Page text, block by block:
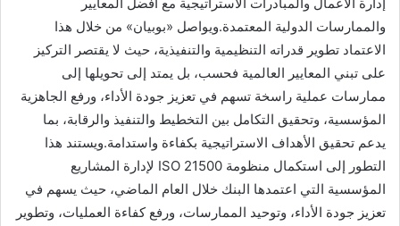
والممارسات الدولية المعتمدة.ويواصل «بوبيان» من خلال هذا
الاعتماد تطوير قدراته التنظيمية والتنفيذية، حيث لا يقتصر التركيز
على تبني المعايير العالمية فحسب، بل يمتد إلى تحويلها إلى
ممارسات عملية راسخة تسهم في تعزيز جودة الأداء، ورفع الجاهزية
المؤسسية، وتحقيق التكامل بين التخطيط والتنفيذ والرقابة، بما
يدعم تحقيق الأهداف الاستراتيجية بكفاءة واستدامة.ويستند هذا
التطور إلى استكمال منظومة ISO 21500 لإدارة المشاريع
المؤسسية التي اعتمدها البنك خلال العام الماضي، حيث يسهم في
تعزيز جودة الأداء، وتوحيد الممارسات، ورفع كفاءة العمليات، وتطوير